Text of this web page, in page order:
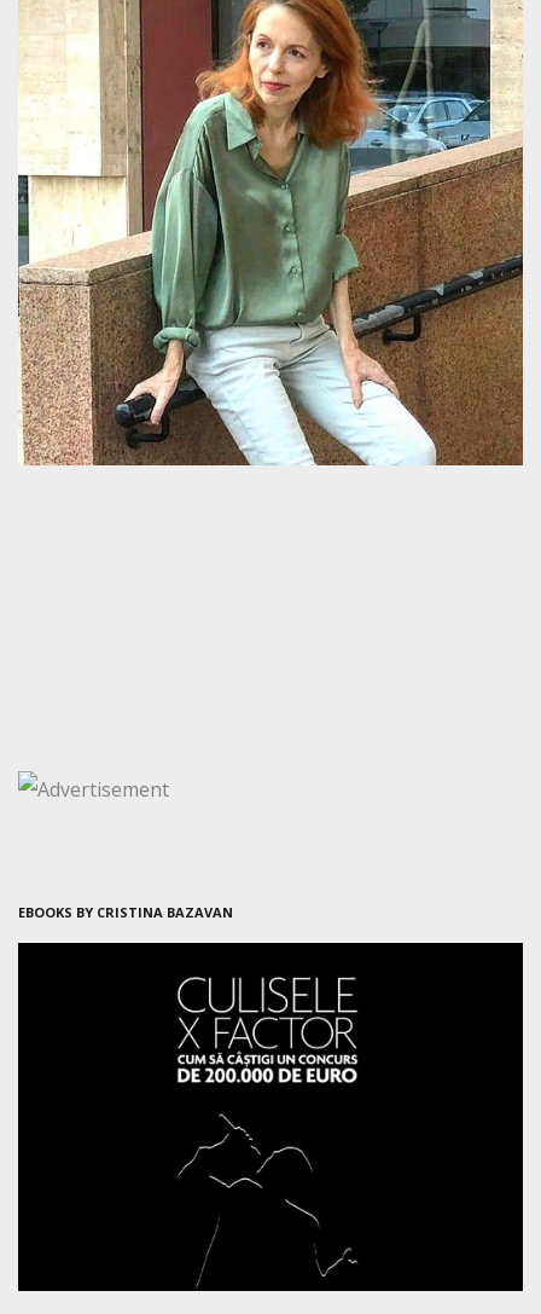
EBOOKS BY CRISTINA BAZAVAN